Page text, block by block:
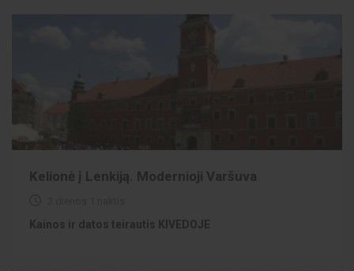
Kelionė į Lenkiją. Modernioji Varšuva
Kainos ir datos teirautis KIVEDOJE